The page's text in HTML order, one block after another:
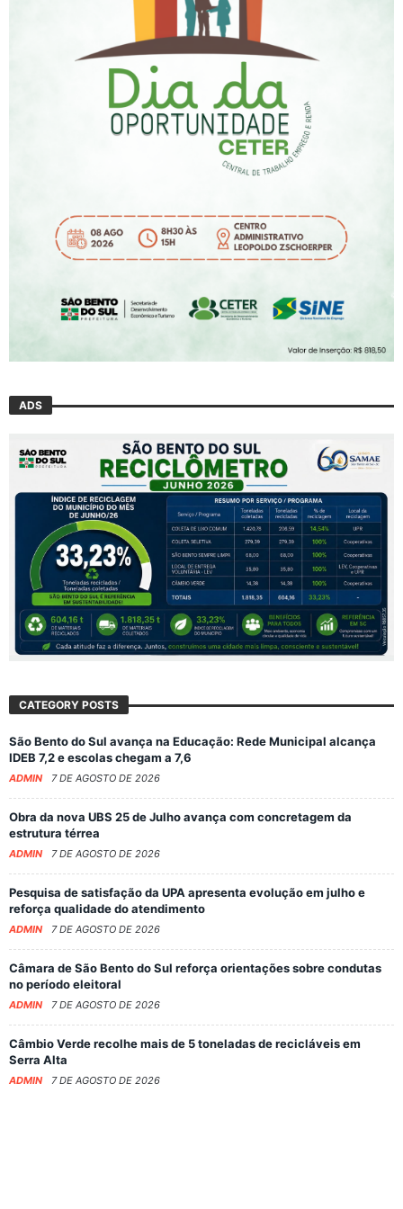
ADS
CATEGORY POSTS
São Bento do Sul avança na Educação: Rede Municipal alcança
IDEB 7,2 e escolas chegam a 7,6
ADMIN 7 DE AGOSTO DE 2026
Obra da nova UBS 25 de Julho avança com concretagem da
estrutura térrea
ADMIN 7 DE AGOSTO DE 2026
Pesquisa de satisfação da UPA apresenta evolução em julho e
reforça qualidade do atendimento
ADMIN 7 DE AGOSTO DE 2026
Câmara de São Bento do Sul reforça orientações sobre condutas
no período eleitoral
ADMIN 7 DE AGOSTO DE 2026
Câmbio Verde recolhe mais de 5 toneladas de recicláveis em
Serra Alta
ADMIN 7 DE AGOSTO DE 2026